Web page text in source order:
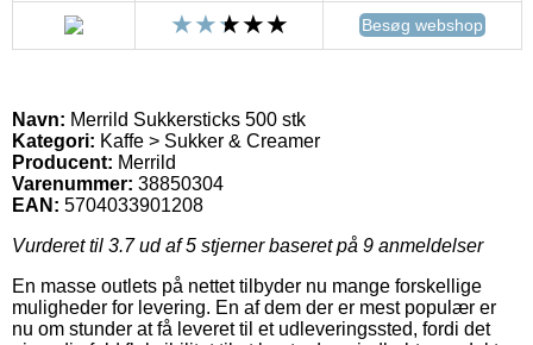
Besøg webshop
Navn: Merrild Sukkersticks 500 stk
Kategori: Kaffe > Sukker & Creamer
Producent: Merrild
Varenummer: 38850304
EAN: 5704033901208
Vurderet til 3.7ud af 5 stjerner baseret på 9 anmeldelser
En masse outlets på nettet tilbyder nu mange forskellige
muligheder for levering. En af dem der er mest populær er
nu om stunder at få leveret til et udleveringssted, fordi det